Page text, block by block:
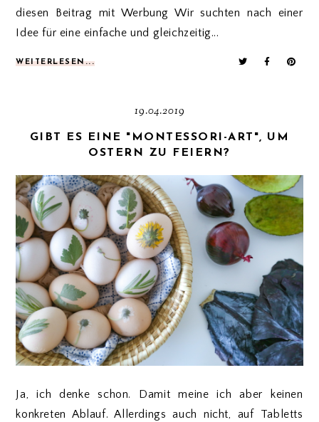
diesen Beitrag mit Werbung Wir suchten nach einer
Idee für eine einfache und gleichzeitig...
WEITERLESEN...
19.04.2019
GIBT ES EINE "MONTESSORI-ART", UM
OSTERN ZU FEIERN?
Ja, ich denke schon. Damit meine ich aber keinen
konkreten Ablauf. Allerdings auch nicht, auf Tabletts